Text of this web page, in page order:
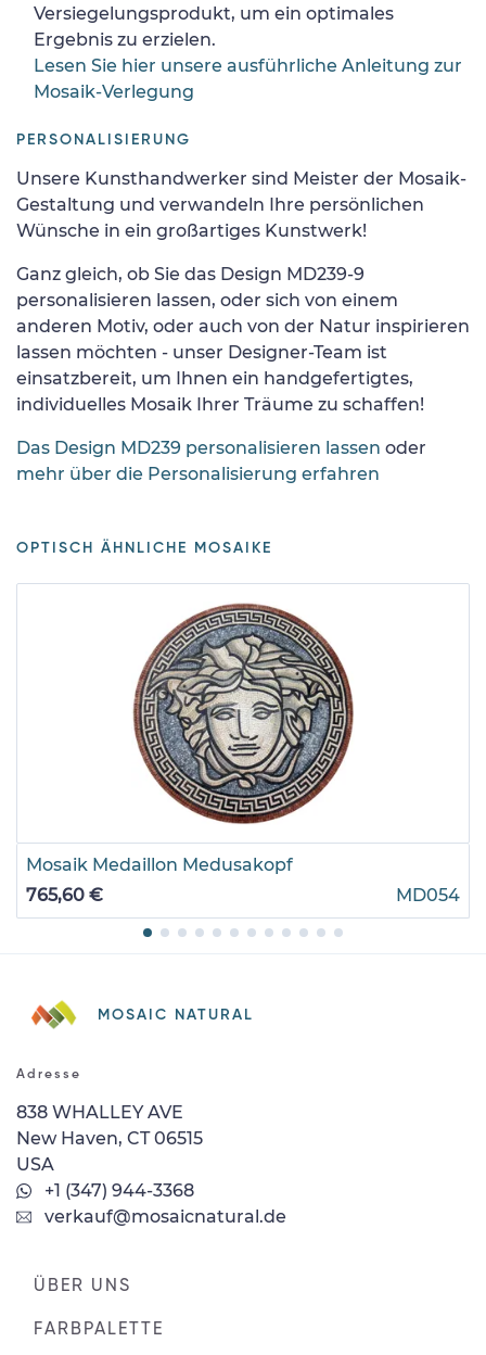
Versiegelungsprodukt, um ein optimales
Ergebnis zu erzielen.
Lesen Sie hier unsere ausführliche Anleitung zur
Mosaik-Verlegung
PERSONALISIERUNG
Unsere Kunsthandwerker sind Meister der Mosaik-
Gestaltung und verwandeln Ihre persönlichen
Wünsche in ein großartiges Kunstwerk!
Ganz gleich, ob Sie das Design MD239-9
personalisieren lassen, oder sich von einem
anderen Motiv, oder auch von der Natur inspirieren
lassen möchten - unser Designer-Team ist
einsatzbereit, um Ihnen ein handgefertigtes,
individuelles Mosaik Ihrer Träume zu schaffen!
Das Design MD239 personalisieren lassen oder
mehr über die Personalisierung erfahren
OPTISCH ÄHNLICHE MOSAIKE
Mosaik Medaillon Medusakopf
765,60 €
MD054
MOSAIC NATURAL
Adresse
838 WHALLEY AVE
New Haven, CT 06515
USA
+1 (347) 944-3368
verkauf@mosaicnatural.de
ÜBER UNS
FARBPALETTE